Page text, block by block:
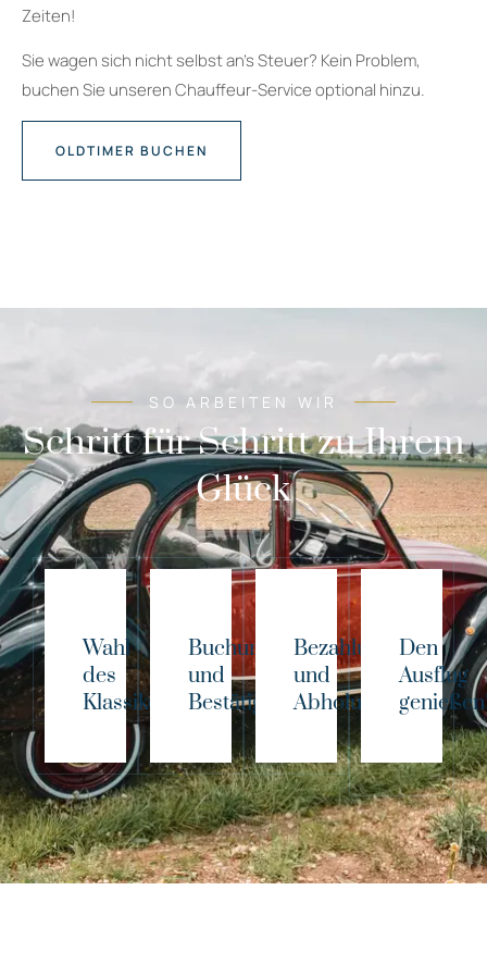
Zeiten!
Sie wagen sich nicht selbst an’s Steuer? Kein Problem,
buchen Sie unseren Chauffeur-Service optional hinzu.
OLDTIMER BUCHEN
SO ARBEITEN WIR
Schritt für Schritt zu Ihrem
Glück
Wahl
des
Klassikers!
Buchung
und
Bestätigung
Bezahlung
und
Abholung
Den
Ausflug